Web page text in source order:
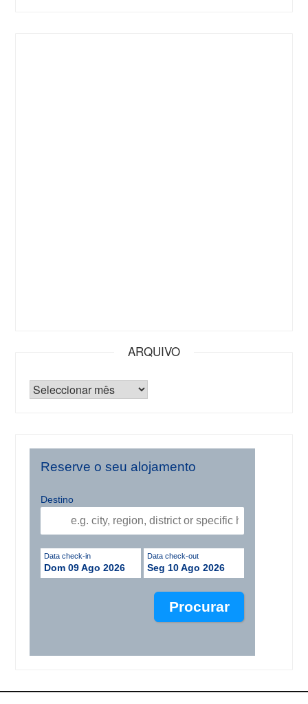
ARQUIVO
Reserve o seu alojamento
Destino
Data check-in
Dom 09 Ago 2026
Data check-out
Seg 10 Ago 2026